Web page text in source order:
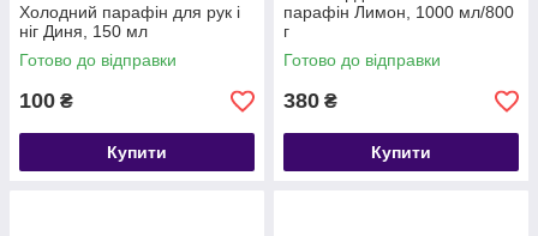
Холодний парафін для рук і
ніг Диня, 150 мл
Готово до відправки
100 ₴
Купити
парафін Лимон, 1000 мл/800
г
Готово до відправки
380 ₴
Купити